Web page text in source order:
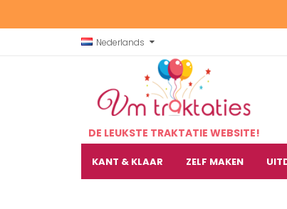
Nederlands
DE LEUKSTE TRAKTATIE WEBSITE!
KANT & KLAAR ZELF MAKEN